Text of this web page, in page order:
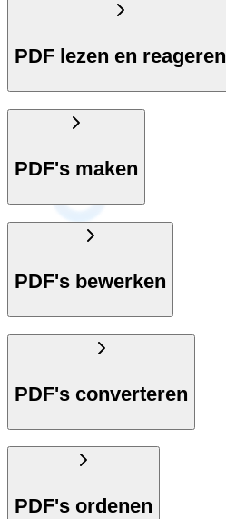
PDF lezen en reageren
PDF's maken
PDF's bewerken
PDF's converteren
PDF's ordenen